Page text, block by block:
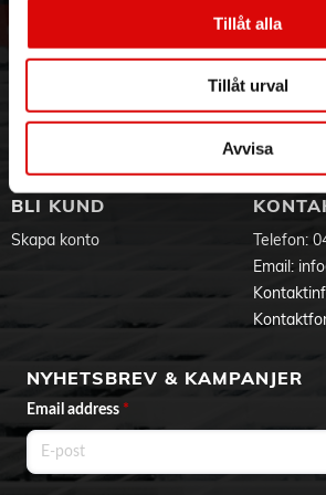
Tillåt alla
Tillåt urval
Avvisa
Visselblåsning
Aktuellt på Order
Service &
Om
BLI KUND
Skapa konto Telefon:
Email:
NYHETSBREV & KAMPANJER
Email address *